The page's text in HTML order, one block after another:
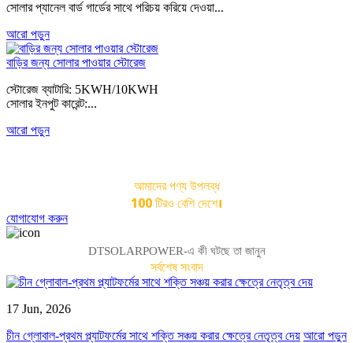
সোলার প্যানেল বার্ড গার্ডের সাথে পরিচয় করিয়ে দেওয়া...
আরো পড়ুন
বাড়ির জন্য সোলার পাওয়ার স্টোরেজ
স্টোরেজ ব্যাটারি: 5KWH/10KWH
সোলার ইনপুট কারেন্ট:...
আরো পড়ুন
আমাদের পণ্য উপলব্ধ
100 টিরও বেশি দেশে।
যোগাযোগ করুন
DTSOLARPOWER-এ কী ঘটছে তা জানুন
সর্বশেষ সংবাদ
17 Jun, 2026
চীন গ্লোবাল-প্রথম প্ল্যাটফর্মের সাথে শক্তি সঞ্চয় করার ক্ষেত্রে নেতৃত্ব দেয় আরো পড়ুন